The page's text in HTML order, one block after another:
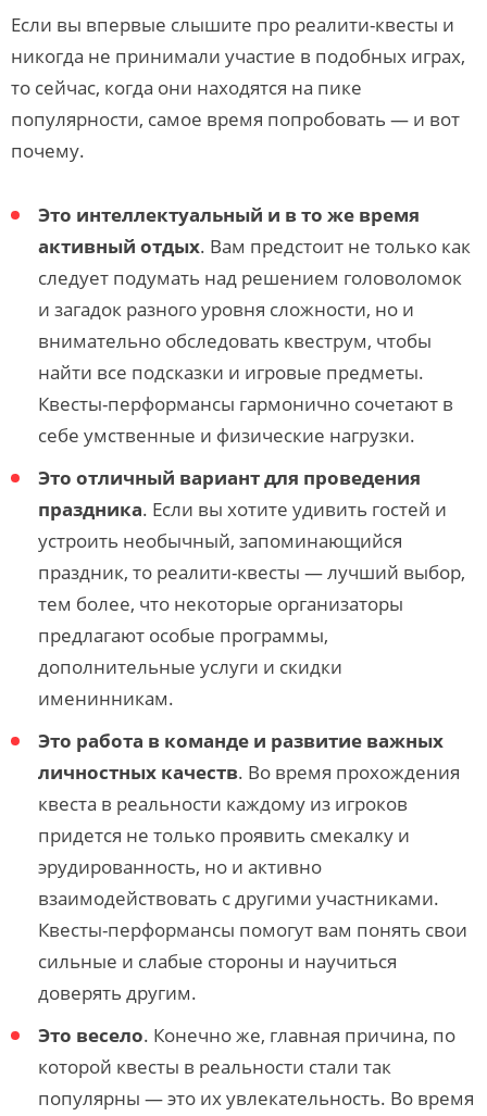
Если вы впервые слышите про реалити-квесты и
никогда не принимали участие в подобных играх,
то сейчас, когда они находятся на пике
популярности, самое время попробовать — и вот
почему.
Это интеллектуальный и в то же время
активный отдых. Вам предстоит не только как
следует подумать над решением головоломок
и загадок разного уровня сложности, но и
внимательно обследовать квеструм, чтобы
найти все подсказки и игровые предметы.
Квесты-перформансы гармонично сочетают в
себе умственные и физические нагрузки.
Это отличный вариант для проведения
праздника. Если вы хотите удивить гостей и
устроить необычный, запоминающийся
праздник, то реалити-квесты — лучший выбор,
тем более, что некоторые организаторы
предлагают особые программы,
дополнительные услуги и скидки
именинникам.
Это работа в команде и развитие важных
личностных качеств. Во время прохождения
квеста в реальности каждому из игроков
придется не только проявить смекалку и
эрудированность, но и активно
взаимодействовать с другими участниками.
Квесты-перформансы помогут вам понять свои
сильные и слабые стороны и научиться
доверять другим.
Это весело. Конечно же, главная причина, по
которой квесты в реальности стали так
популярны — это их увлекательность. Во время